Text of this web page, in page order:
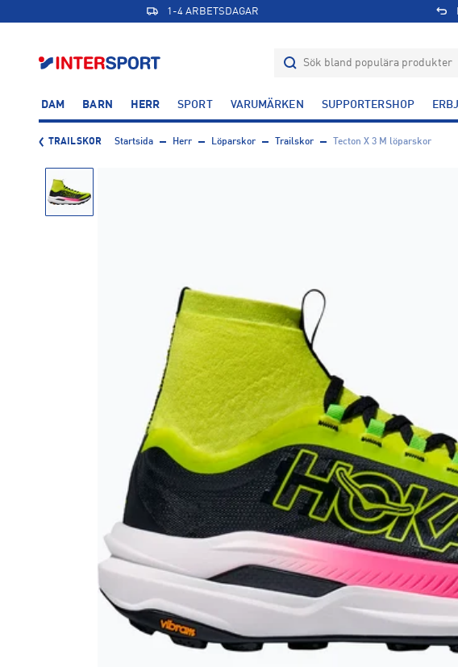
1-4 ARBETSDAGAR
DAM BARN HERR SPORT VARUMÄRKEN SUPPORTERSHOP
TRAILSKOR Startsida Herr Löparskor Trailskor Tecton X 3 M löparskor